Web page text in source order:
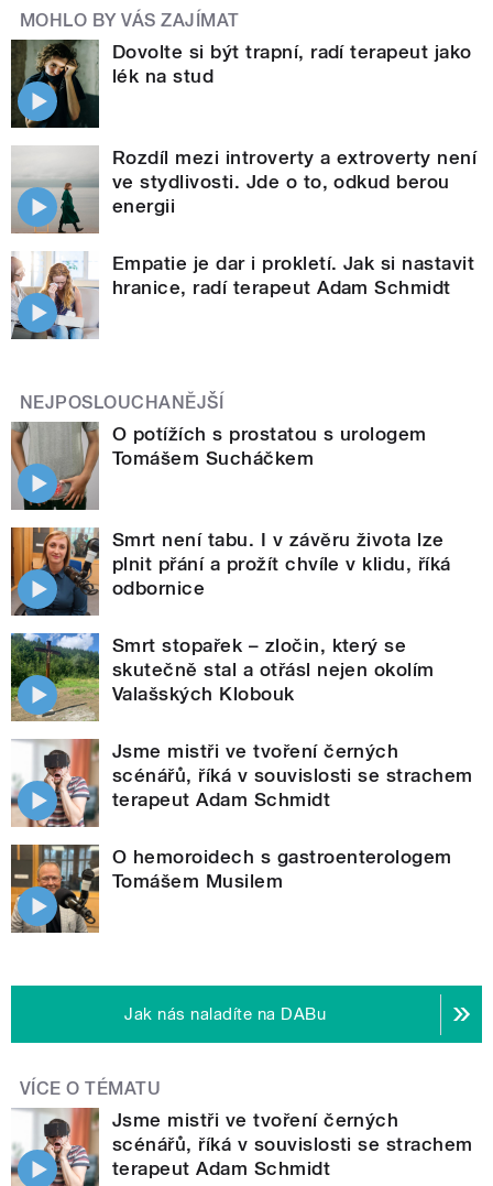
MOHLO BY VÁS ZAJÍMAT
Dovolte si být trapní, radí terapeut jako
lék na stud
Rozdíl mezi introverty a extroverty není
ve stydlivosti. Jde o to, odkud berou
energii
Empatie je dar i prokletí. Jak si nastavit
hranice, radí terapeut Adam Schmidt
NEJPOSLOUCHANĚJŠÍ
O potížích s prostatou s urologem
Tomášem Sucháčkem
Smrt není tabu. I v závěru života lze
plnit přání a prožít chvíle v klidu, říká
odbornice
Smrt stopařek – zločin, který se
skutečně stal a otřásl nejen okolím
Valašských Klobouk
Jsme mistři ve tvoření černých
scénářů, říká v souvislosti se strachem
terapeut Adam Schmidt
O hemoroidech s gastroenterologem
Tomášem Musilem
Jak nás naladíte na DABu
VÍCE O TÉMATU
Jsme mistři ve tvoření černých
scénářů, říká v souvislosti se strachem
terapeut Adam Schmidt